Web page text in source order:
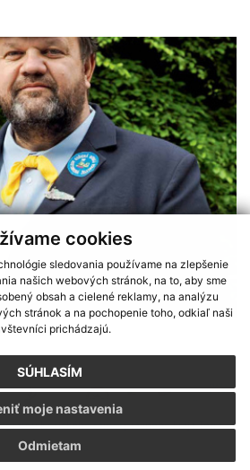
cookies
sledovania používame na zlepšenie
našich webových stránok, na to, aby sme
obsah a cielené reklamy, na analýzu
stránok a na pochopenie toho, odkiaľ naši
prichádzajú.
SÚHLASÍM
Odmietam
moje nastavenia
Košického samosprávneho kraja Terra
Incognita
celú rodinu